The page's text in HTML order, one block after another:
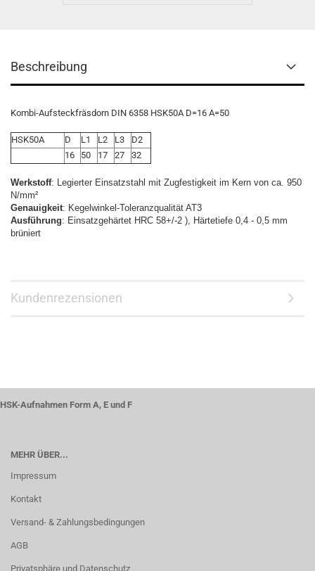
Beschreibung
Kombi-Aufsteckfräsdorn DIN 6358 HSK50A D=16 A=50
HSK50A D L1 L2 L3
D2
16
50 17 27 32
Werkstoff: Legierter Einsatzstahl mit Zugfestigkeit im Kern von ca. 950
N/mm²
Genauigkeit: Kegelwinkel-Toleranzqualität AT3
Ausführung: Einsatzgehärtet HRC 58+/-2 ), Härtetiefe 0,4 - 0,5 mm
brüniert
Kundenrezensionen
HSK-Aufnahmen Form A, E und F
MEHR ÜBER...
Impressum
Kontakt
Versand- & Zahlungsbedingungen
AGB
Privatsphäre und Datenschutz